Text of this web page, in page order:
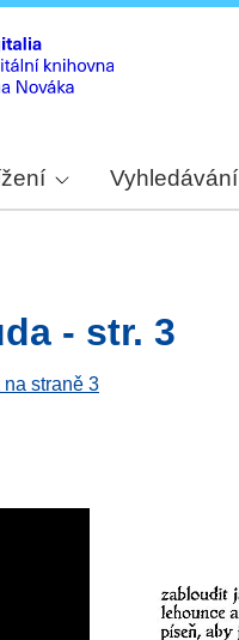
Vyhledávání
- str. 3
straně 3